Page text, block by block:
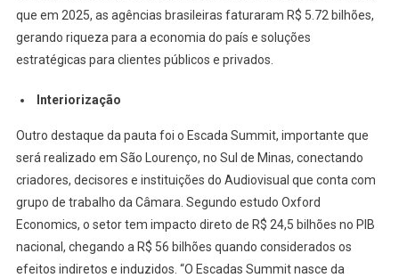
que em 2025, as agências brasileiras faturaram R$ 5.72 bilhões,
gerando riqueza para a economia do país e soluções
estratégicas para clientes públicos e privados.
Interiorização
Outro destaque da pauta foi o Escada Summit, importante que
será realizado em São Lourenço, no Sul de Minas, conectando
criadores, decisores e instituições do Audiovisual que conta com
grupo de trabalho da Câmara. Segundo estudo Oxford
Economics, o setor tem impacto direto de R$ 24,5 bilhões no PIB
nacional, chegando a R$ 56 bilhões quando considerados os
efeitos indiretos e induzidos. “O Escadas Summit nasce da